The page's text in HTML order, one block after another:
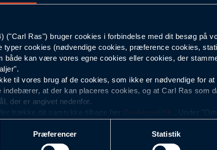
("Carl Ras") bruger cookies i forbindelse med dit besøg på
typer cookies (nødvendige cookies, præference cookies,
både kan være vores egne cookies eller cookies, der
til vores brug af de cookies, som ikke er nødvendige for at
indebærer, at der kan placeres cookies, og at Carl Ras som
der er angivet nedenfor.
trække dit samtykke tilbage her
. Under
med det formål at optimere design, brugervenlighed og
Præferencer Statistik
1200
120